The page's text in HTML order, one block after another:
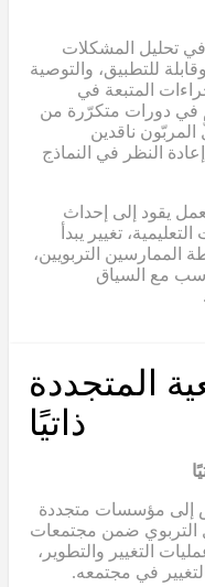
تحليل المشكلات
للتطبيق، والتوصية
المتبعة في
في دورات متكرّرة من
ناقدين
النظر في النماذج
يقود إلى إحداث
تغيير يبدأ
التربويين،
مع السياق
المتجددة
ذاتيًا
إلى مؤسسات متجددة
التربوي ضمن مجتمعات
التغيير والتطوير،
في مجتمعه.